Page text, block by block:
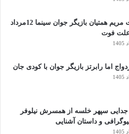
درگذشت مریم همتیان بازیگر جوان سینما 12مرداد
اما رابرتز بازیگر جوان با کودی جان
جدایی سپهر خلسه از همسرش نیلوفر
بیوگرافی و داستان آشنایی